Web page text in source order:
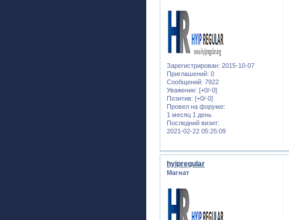
Зарегистрирован: 2015-10-07
Приглашений: 0
Сообщений: 7922
Уважение: [+0/-0]
Позитив: [+0/-0]
Провел на форуме:
1 месяц 1 день
Последний визит:
2021-02-22 05:25:09
hyipregular
Магнат